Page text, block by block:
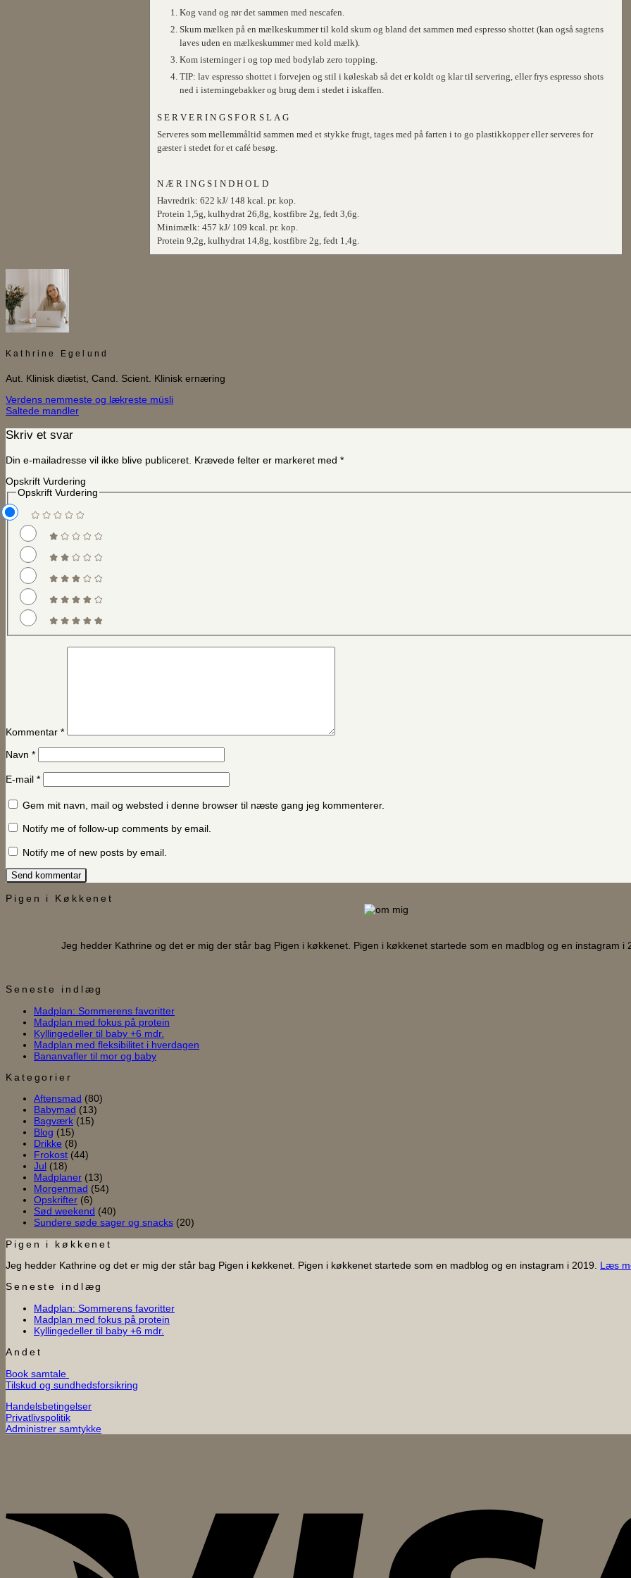
Kog vand og rør det sammen med nescafen.
Skum mælken på en mælkeskummer til kold skum og bland det sammen med espresso shottet (kan også sagtens
laves uden en mælkeskummer med kold mælk).
Kom isterninger i og top med bodylab zero topping.
TIP: lav espresso shottet i forvejen og stil i køleskab så det er koldt og klar til servering, eller frys espresso shots
ned i isterningebakker og brug dem i stedet i iskaffen.
SERVERINGSFORSLAG
Serveres som mellemmåltid sammen med et stykke frugt, tages med på farten i to go plastikkopper eller serveres for
gæster i stedet for et café besøg.
NÆRINGSINDHOLD
Havredrik: 622 kJ/ 148 kcal. pr. kop.
Protein 1,5g, kulhydrat 26,8g, kostfibre 2g, fedt 3,6g.
Minimælk: 457 kJ/ 109 kcal. pr. kop.
Protein 9,2g, kulhydrat 14,8g, kostfibre 2g, fedt 1,4g.
Kathrine Egelund
Aut. Klinisk diætist, Cand. Scient. Klinisk ernæring
Verdens nemmeste og lækreste müsli
Saltede mandler
Skriv et svar
Din e-mailadresse vil ikke blive publiceret. Krævede felter er markeret med *
Opskrift Vurdering
Opskrift Vurdering
Kommentar *
Navn *
E-mail *
Gem mit navn, mail og websted i denne browser til næste gang jeg kommenterer.
Notify me of follow-up comments by email.
Notify me of new posts by email.
Pigen i Køkkenet
Jeg hedder Kathrine og det er mig der står bag Pigen i køkkenet. Pigen i køkkenet startede som en madblog og en instagram i
Seneste indlæg
Madplan: Sommerens favoritterIngen
Madplan:
Sommerens
Madplan med fokus på protein
til
Madplan
Kyllingedeller til baby +6 mdr.
kommentarer
Madplan med fleksibilitet i hverdagen
Bananvafler til mor og babyIngen
Kategorier
Aftensmad (80)
Babymad (13)
Bagværk (15)
Blog (15)
Drikke (8)
Frokost (44)
Jul (18)
Madplaner (13)
Morgenmad (54)
Opskrifter (6)
Sød weekend (40)
Sundere søde sager og snacks (20)
Pigen i køkkenet
Jeg hedder Kathrine og det er mig der står bag Pigen i køkkenet. Pigen i køkkenet startede som en madblog og en instagram i 2019. Læs
Seneste indlæg
Madplan: Sommerens favoritterIngen
Madplan med fokus på protein
Kyllingedeller til baby +6 mdr.
Andet
Book samtale
Tilskud og sundhedsforsikring
Handelsbetingelser
Privatlivspolitik
Administrer samtykke